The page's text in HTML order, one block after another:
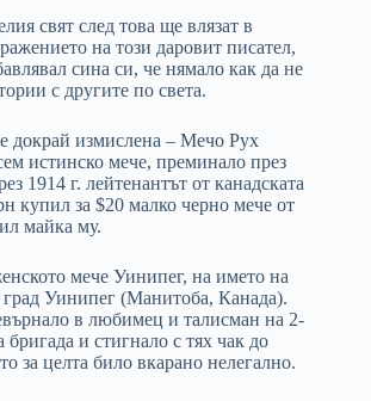
свят след това ще влязат в
на този даровит писател,
сина си, че нямало как да не
с другите по света.
докрай измислена – Мечо Рух
истинско мече, преминало през
1914 г. лейтенантът от канадската
купил за $20 малко черно мече от
майка му.
мече Уинипег, на името на
Уинипег (Манитоба, Канада).
в любимец и талисман на 2-
бригада и стигнало с тях чак до
за целта било вкарано нелегално.